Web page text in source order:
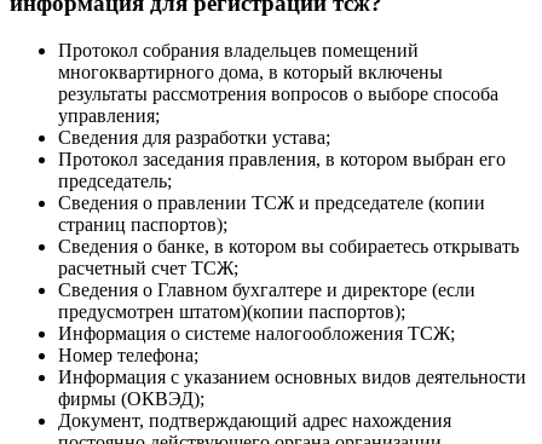
Протокол собрания владельцев помещений
многоквартирного дома, в который включены
результаты рассмотрения вопросов о выборе способа
управления;
Сведения для разработки устава;
Протокол заседания правления, в котором выбран его
председатель;
Сведения о правлении ТСЖ и председателе (копии
страниц паспортов);
Сведения о банке, в котором вы собираетесь открывать
расчетный счет ТСЖ;
Сведения о Главном бухгалтере и директоре (если
предусмотрен штатом)(копии паспортов);
Информация о системе налогообложения ТСЖ;
Номер телефона;
Информация с указанием основных видов деятельности
фирмы (ОКВЭД);
Документ, подтверждающий адрес нахождения